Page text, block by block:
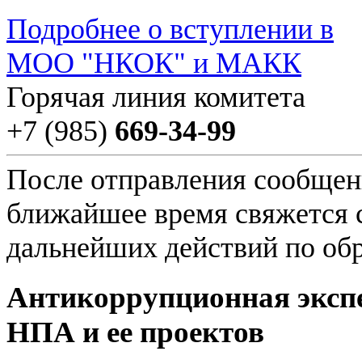
Подробнее о вступлении в
МОО "НКОК" и МАКК
Горячая линия комитета
+7 (985) 669-34-99
После отправления
ближайшее время свяжется
дальнейших действий по
Антикоррупционная
НПА и ее проектов